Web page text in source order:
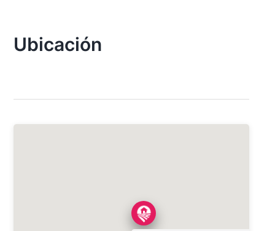
Ubicación